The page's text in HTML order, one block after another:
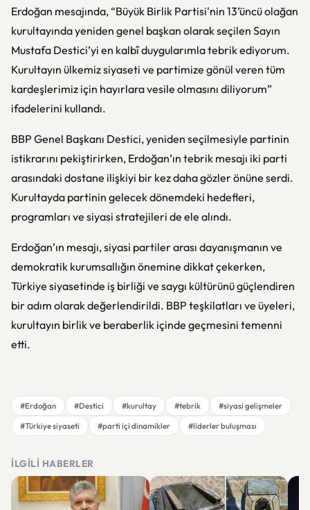
Erdoğan mesajında, “Büyük Birlik Partisi'nin 13’üncü olağan
kurultayında yeniden genel başkan olarak seçilen Sayın
Mustafa Destici’yi en kalbî duygularımla tebrik ediyorum.
Kurultayın ülkemiz siyaseti ve partimize gönül veren tüm
kardeşlerimiz için hayırlara vesile olmasını diliyorum”
ifadelerini kullandı.
BBP Genel Başkanı Destici, yeniden seçilmesiyle partinin
istikrarını pekiştirirken, Erdoğan’ın tebrik mesajı iki parti
arasındaki dostane ilişkiyi bir kez daha gözler önüne serdi.
Kurultayda partinin gelecek dönemdeki hedefleri,
programları ve siyasi stratejileri de ele alındı.
Erdoğan’ın mesajı, siyasi partiler arası dayanışmanın ve
demokratik kurumsallığın önemine dikkat çekerken,
Türkiye siyasetinde iş birliği ve saygı kültürünü güçlendiren
bir adım olarak değerlendirildi. BBP teşkilatları ve üyeleri,
kurultayın birlik ve beraberlik içinde geçmesini temenni
etti.
#Erdoğan #Destici #kurultay #tebrik
#siyasi gelişmeler
#Türkiye siyaseti
#parti içi dinamikler #liderler buluşması
İLGILI HABERLER